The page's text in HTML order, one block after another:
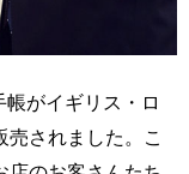
帳がイギリス・ロ
売されました。こ